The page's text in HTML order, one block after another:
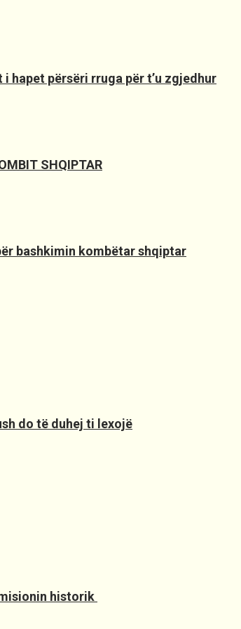
hapet përsëri rruga për t’u zgjedhur
SHQIPTAR
bashkimin kombëtar shqiptar
do të duhej ti lexojë
historik